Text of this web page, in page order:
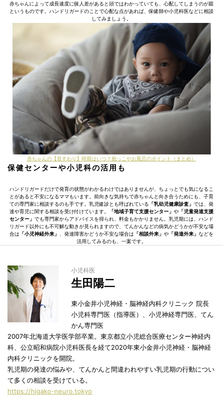
赤ちゃんによって成長速度に個人差があると頭ではわかっていても、心配してしまうのが親
というものです。ハンドリガードのことで心配な点があれば、保健師や小児科医などに相談
してみましょう。
赤ちゃんの【首すわり】時期はいつ？抱っこやお風呂のポイント（まとめ）
保健センターや小児科の活用も
ハンドリガードだけで発育の状態がわかるわけではありませんが、ちょっとでも気になるこ
とがあると不安になるママもいます。前向きな気持ちで赤ちゃんと向き合うためにも、子育
ての専門家に相談するのも手です。乳児健診とも呼ばれている 「乳幼児健康診査」 では、発
達や育児に関する相談を受け付けています。
「地域子育て支援センター」 や 「児童発達支援
センター」 でも専門家からアドバイスを得られ、料金もかかりません。乳児期には、ハンド
リガード以外にも不可解な動きが見られますので、てんかんなどの病気かどうかが不安な場
合は 「小児神経外来」 、発達障害かどうか不安な場合は 「相談外来」 や 「発達外来」 などを
活用してみるのも、一案です。
小児科医
生田陽二
東小金井小児神経・脳神経内科クリニック 院長
小児科専門医（指導医）、小児神経専門医、てん
かん専門医
2007年北海道大学医学部卒業。東京都立小児総合医療センター神経内
科、公立昭和病院小児科医長を経て2020年東小金井小児神経・脳神経
内科クリニックを開院。
乳児期の発達の悩みや、てんかんと間違われやすい乳児期の行動につい
て多くの相談を受けている。
https://higako-neuro.tokyo